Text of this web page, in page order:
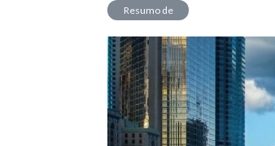
Resumo de